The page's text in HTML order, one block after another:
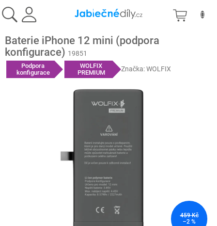
na
obsah
Baterie iPhone 12 mini (podpora
konfigurace) 19851
Podpora
konfigurace
WOLFIX
PREMIUM
Značka:WOLFIX
459 Kč
–2 %